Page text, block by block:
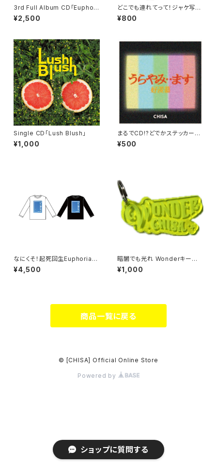
ショップに質問する
3rd Full Album CD「Euphori
a」
¥2,500
どこでも連れてって！ジャケ写キ
ーホルダー（うらやみ・・ます）
¥800
Single CD「Lush Blush」
¥1,000
まるでCD!?どでかステッカー（う
らやみ・・ます）
¥500
なにくそ！起死回生Euphoriaロ
ンT
¥4,500
暗闇でも光れ Wonderキーホ
ルダー
¥1,000
商品一覧に戻る
© [CHISA] Official Online Store
Powered by